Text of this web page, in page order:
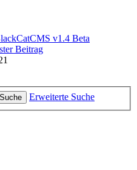
v1.4 Beta
Beitrag
Suche
Erweiterte Suche